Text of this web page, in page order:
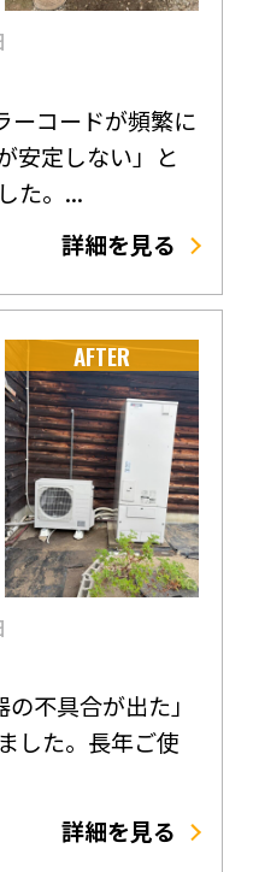
ーコードが頻繁に
安定しない」と
た。...
詳細を見る
AFTER
不具合が出た」
した。長年ご使
詳細を見る